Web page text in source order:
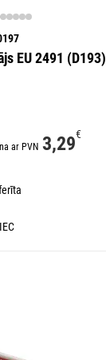
EU 2491 (D193)
ar PVN 3,29€